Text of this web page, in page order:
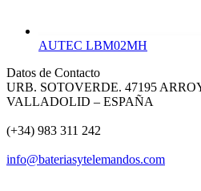
AUTEC LBM02MH
Datos de Contacto
URB. SOTOVERDE. 47195
VALLADOLID – ESPAÑA
(+34) 983 311 242
info@bateriasytelemandos.com